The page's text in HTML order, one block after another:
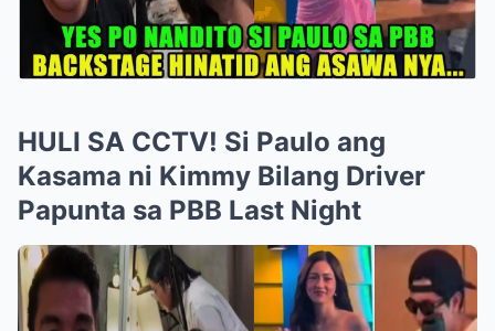
HULI SA CCTV! Si Paulo ang
Kasama ni Kimmy Bilang Driver
Papunta sa PBB Last Night